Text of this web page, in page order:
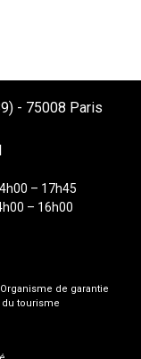
- 75008 Paris
– 17h45
– 16h00
de garantie
tourisme